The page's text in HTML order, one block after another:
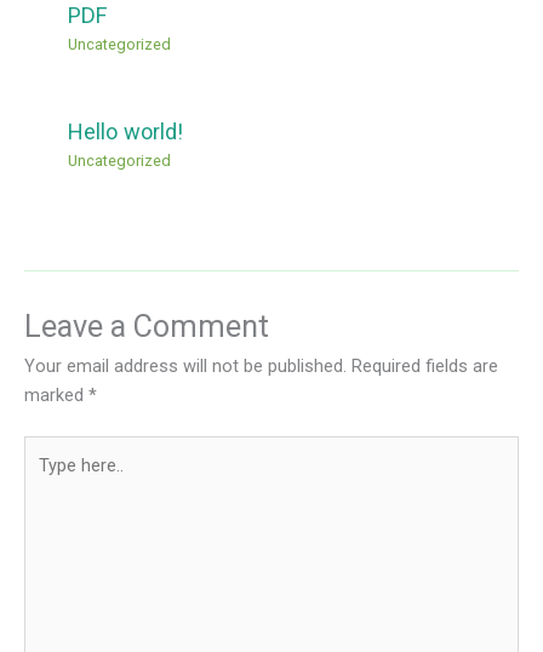
PDF
Uncategorized
Hello world!
Uncategorized
Leave a Comment
Your email address will not be published. Required fields are
marked *
here..